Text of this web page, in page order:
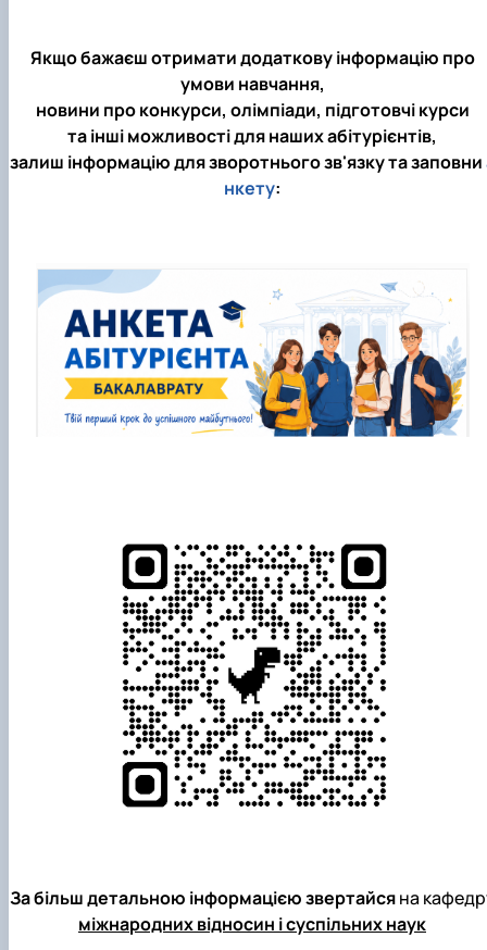
Якщо бажаєш отримати додаткову інформацію про
умови навчання,
новини про конкурси, олімпіади, підготовчі курси
та інші можливості для наших абітурієнтів,
залиш інформацію для зворотнього зв'язку та заповни
нкету:
За більш детальною інформацією звертайсяна
міжнародних відносин і суспільних наук